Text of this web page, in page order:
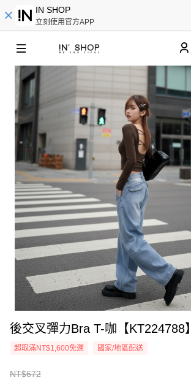
IN SHOP
立刻使用官方APP
後交叉彈力Bra T-咖【KT224788】
超取滿NT$1,600免運 國家/地區配送
NT$672